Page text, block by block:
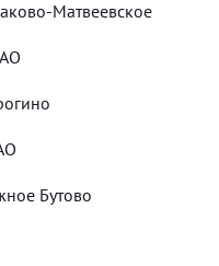
Матвеевское
Бутово